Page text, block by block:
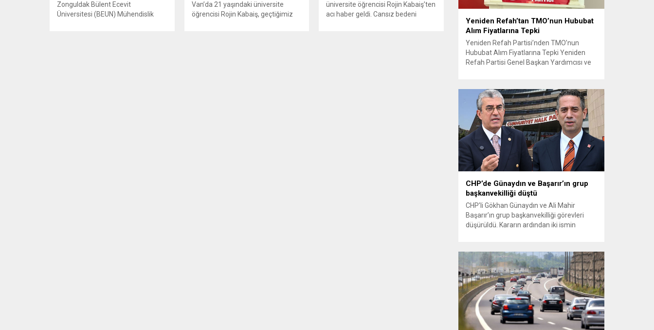
Zonguldak Bülent Ecevit
Üniversitesi (BEUN) Mühendislik
Van’da 21 yaşındaki üniversite
öğrencisi Rojin Kabaiş, geçtiğimiz
üniversite öğrencisi Rojin Kabaiş’ten
acı haber geldi. Cansız bedeni
Yeniden Refah’tan TMO’nun Hububat
Alım Fiyatlarına Tepki
Yeniden Refah Partisi’nden TMO’nun
Hububat Alım Fiyatlarına Tepki Yeniden
Refah Partisi Genel Başkan Yardımcısı ve
Ofisi’nin (TMO) açıkladığı hububat alım
fiyatlarına ilişkin yazılı bir açıklama yaptı.
Bayramoğlu, açıklanan fiyatların çiftçinin
artan maliyetlerini karşılamaktan uzak
olduğunu savunarak fiyatların yeniden
değerlendirilmesi çağrısında...
CHP’de Günaydın ve Başarır’ın grup
başkanvekilliği düştü
CHP’li Gökhan Günaydın ve Ali Mahir
Başarır’ın grup başkanvekilliği görevleri
düşürüldü. Kararın ardından iki ismin
açıklamasında “Olmayan MYK’nın verdiği
hukuksuz bir karardır” dedi. CHP’den
tedbirli olarak kesin çıkarma cezası
uygulanmak üzere Yüksek Disiplin
Kurulu’na (YDK) sevk edilen ve partideki
tüm görevlerinden...